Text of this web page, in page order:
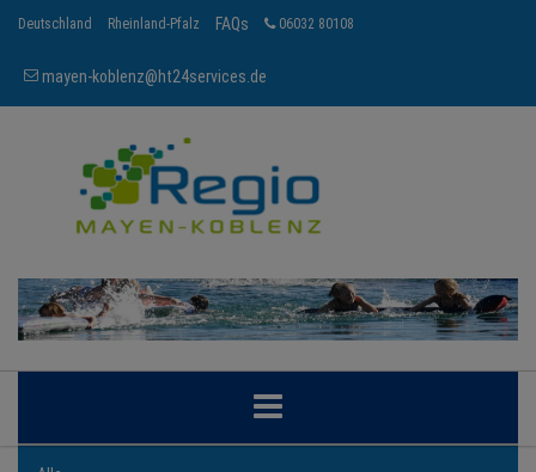
Deutschland Rheinland-Pfalz FAQs 06032 80108
mayen-koblenz@ht24services.de